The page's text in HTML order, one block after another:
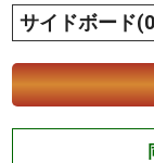
サイドボード